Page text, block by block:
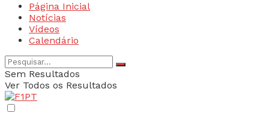
Página Inicial
Notícias
Vídeos
Calendário
Sem Resultados
Ver Todos os Resultados